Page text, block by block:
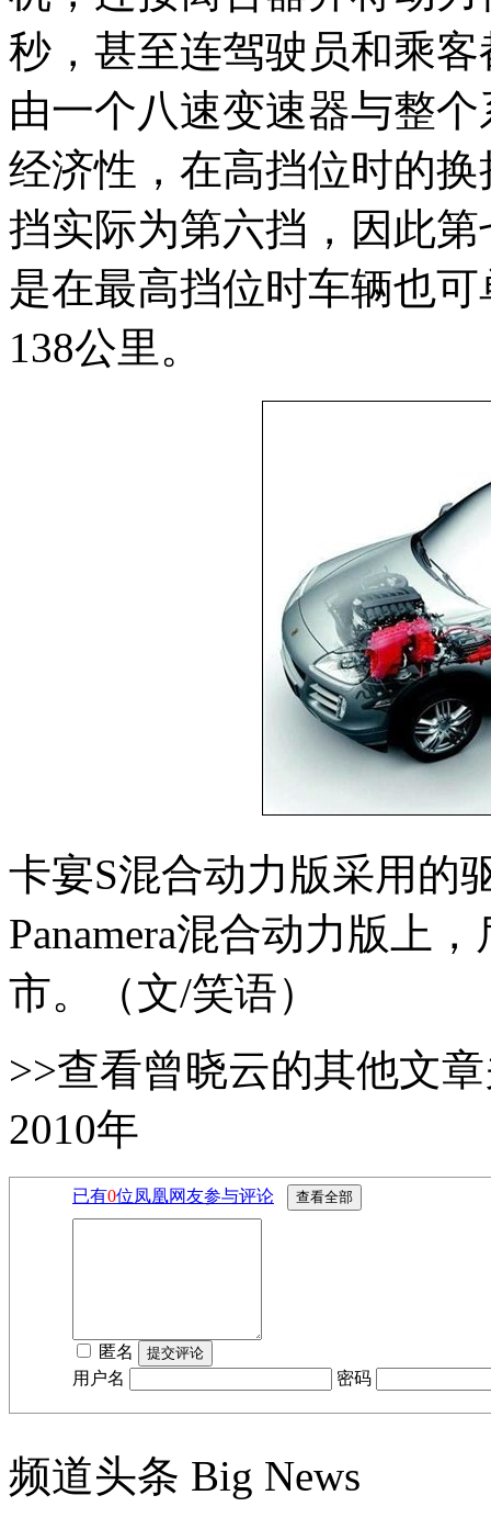
秒，甚至连驾驶员和乘
由一个八速变速器与整
经济性，在高挡位时的
挡实际为第六挡，因此
是在最高挡位时车辆也
138公里。
卡宴S混合动力版采用的
Panamera混合动力版上
市。（文/笑语）
>>查看曾晓云的其他文
2010年
已有0位凤凰网友参与评论
匿名
用户名
密码
频道头条 Big News